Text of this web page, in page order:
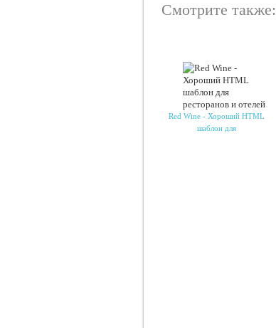
Смотрите также:
Red Wine - Хороший HTML
шаблон для